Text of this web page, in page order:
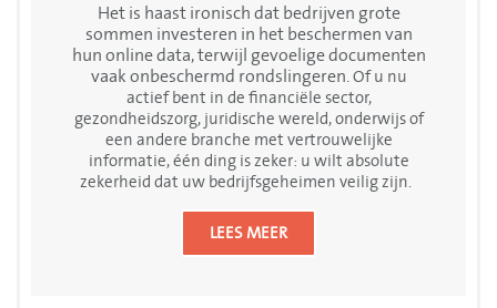
Het is haast ironisch dat bedrijven grote
sommen investeren in het beschermen van
hun online data, terwijl gevoelige documenten
vaak onbeschermd rondslingeren.Of u nu
actief bent in de financiële sector,
gezondheidszorg, juridische wereld, onderwijs of
een andere branche met vertrouwelijke
informatie, één ding is zeker: u wilt absolute
zekerheid dat uw bedrijfsgeheimen veilig zijn.
LEES MEER